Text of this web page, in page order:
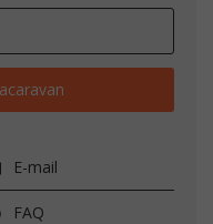
E-mail
FAQ